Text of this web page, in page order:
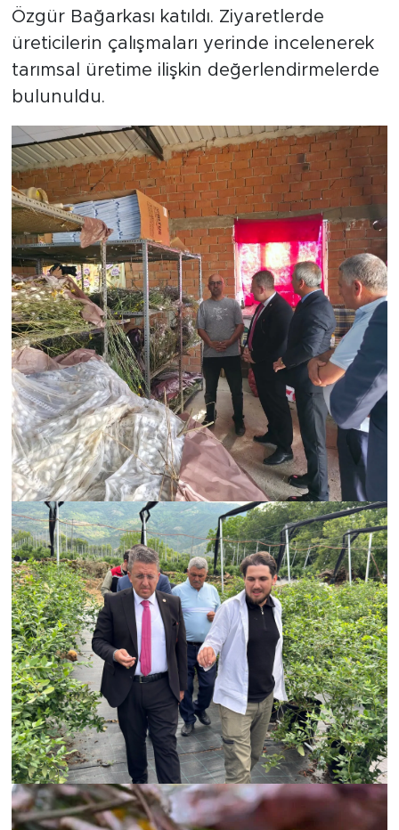
Özgür Bağarkası katıldı. Ziyaretlerde
üreticilerin çalışmaları yerinde incelenerek
tarımsal üretime ilişkin değerlendirmelerde
bulunuldu.